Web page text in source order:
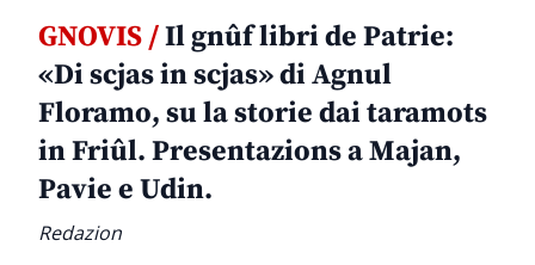
GNOVIS /Il gnûf libri de Patrie:
«Di scjas in scjas» di Agnul
Floramo, su la storie dai taramots
in Friûl. Presentazions a Majan,
Pavie e Udin.
Redazion